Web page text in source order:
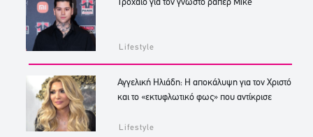
Τροχαίο για τον γνωστό ράπερ Mike
Lifestyle
Αγγελική Ηλιάδη: Η αποκάλυψη για τον Χριστό
και το «εκτυφλωτικό φως» που αντίκρισε
Lifestyle